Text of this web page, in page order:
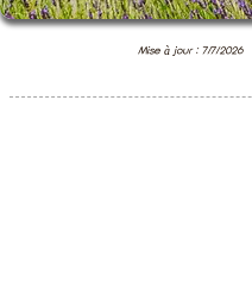
Mise à jour : 7/7/2026